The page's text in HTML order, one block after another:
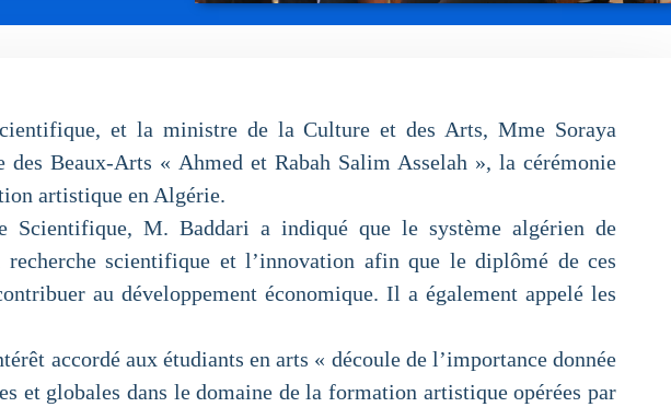
et la ministre de la Culture et des Arts, Mme Soraya
Beaux-Arts « Ahmed et Rabah Salim Asselah », la cérémonie
artistique en Algérie.
Scientifique, M. Baddari a indiqué que le système algérien de
recherche scientifique et l’innovation afin que le diplômé de ces
au développement économique. Il a également appelé les
accordé aux étudiants en arts « découle de l’importance donnée
et globales dans le domaine de la formation artistique opérées par